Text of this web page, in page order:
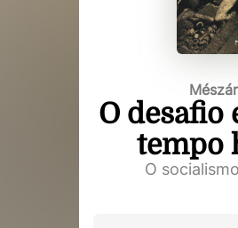
O desafio
tempo
O